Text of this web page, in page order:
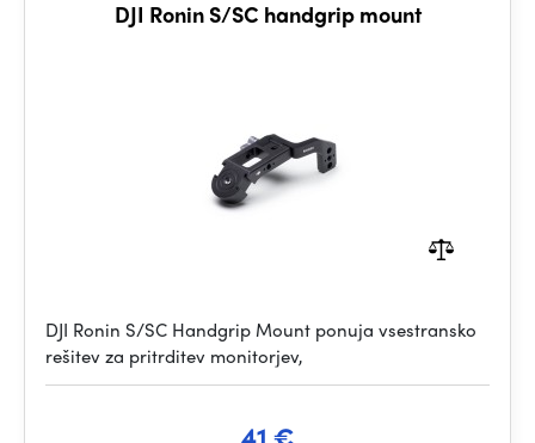
DJI Ronin S/SC handgrip mount
DJI Ronin S/SC Handgrip Mount ponuja vsestransko
rešitev za pritrditev monitorjev,
41 €